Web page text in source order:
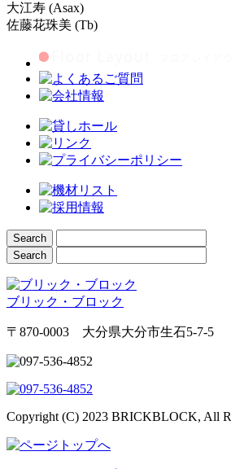
大江寿 (Asax)
佐藤花珠美 (Tb)
ブリック・ブロック
〒870-0003 大分県大分市生石5-7-5
Copyright (C) 2023 BRICKBLOCK, All